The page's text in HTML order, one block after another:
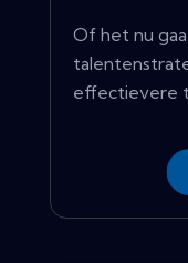
Of het nu
effectievere